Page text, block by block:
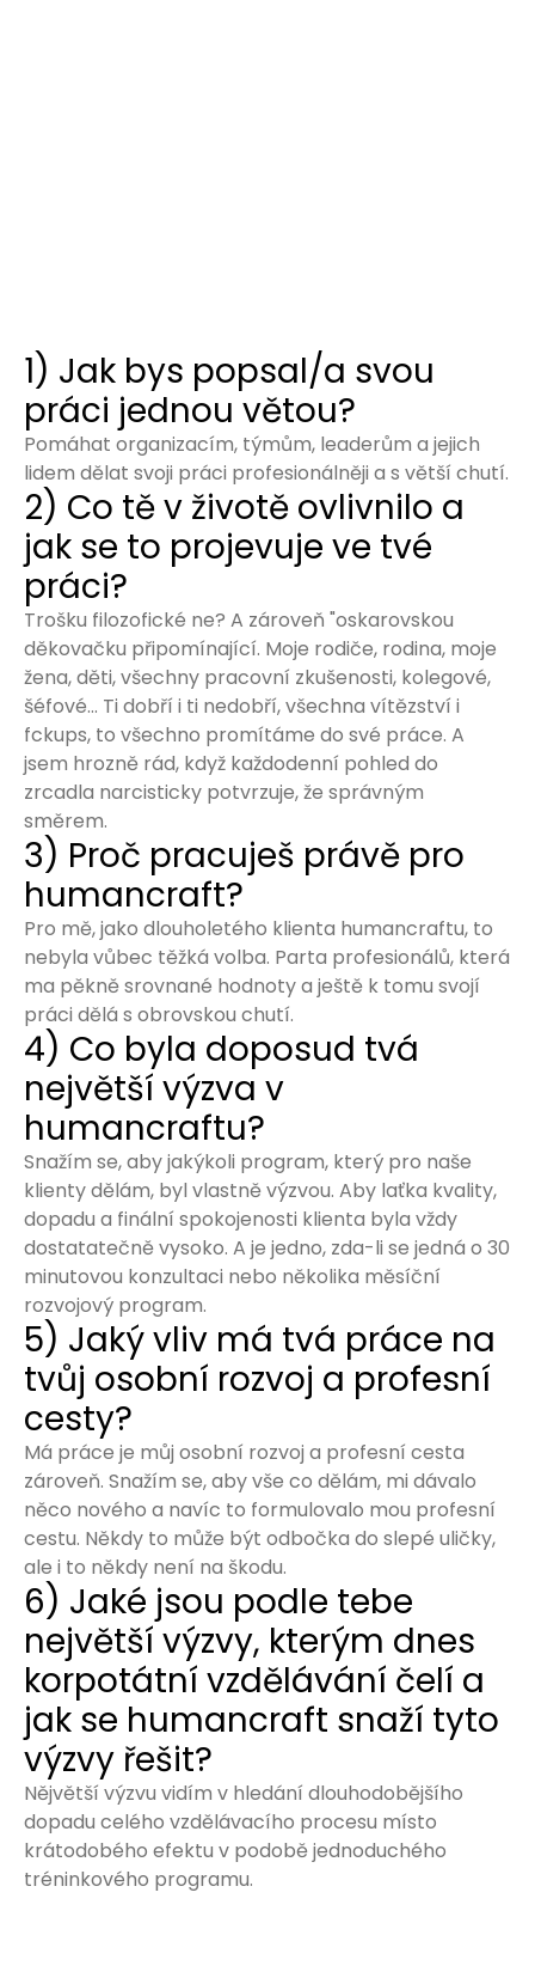
1) Jak bys popsal/a svou
práci jednou větou?
Pomáhat organizacím, týmům, leaderům a jejich
lidem dělat svoji práci profesionálněji a s větší chutí.
2) Co tě v životě ovlivnilo a
jak se to projevuje ve tvé
práci?
Trošku filozofické ne? A zároveň "oskarovskou
děkovačku připomínající. Moje rodiče, rodina, moje
žena, děti, všechny pracovní zkušenosti, kolegové,
šéfové... Ti dobří i ti nedobří, všechna vítězství i
fckups, to všechno promítáme do své práce. A
jsem hrozně rád, když každodenní pohled do
zrcadla narcisticky potvrzuje, že správným
směrem.
3) Proč pracuješ právě pro
humancraft?
Pro mě, jako dlouholetého klienta humancraftu, to
nebyla vůbec těžká volba. Parta profesionálů, která
ma pěkně srovnané hodnoty a ještě k tomu svojí
práci dělá s obrovskou chutí.
4) Co byla doposud tvá
největší výzva v
humancraftu?
Snažím se, aby jakýkoli program, který pro naše
klienty dělám, byl vlastně výzvou. Aby laťka kvality,
dopadu a finální spokojenosti klienta byla vždy
dostatatečně vysoko. A je jedno, zda-li se jedná o 30
minutovou konzultaci nebo několika měsíční
rozvojový program.
5) Jaký vliv má tvá práce na
tvůj osobní rozvoj a profesní
cesty?
Má práce je můj osobní rozvoj a profesní cesta
zároveň. Snažím se, aby vše co dělám, mi dávalo
něco nového a navíc to formulovalo mou profesní
cestu. Někdy to může být odbočka do slepé uličky,
ale i to někdy není na škodu.
6) Jaké jsou podle tebe
největší výzvy, kterým dnes
korpotátní vzdělávání čelí a
jak se humancraft snaží tyto
výzvy řešit?
Nějvětší výzvu vidím v hledání dlouhodobějšího
dopadu celého vzdělávacího procesu místo
krátodobého efektu v podobě jednoduchého
tréninkového programu.